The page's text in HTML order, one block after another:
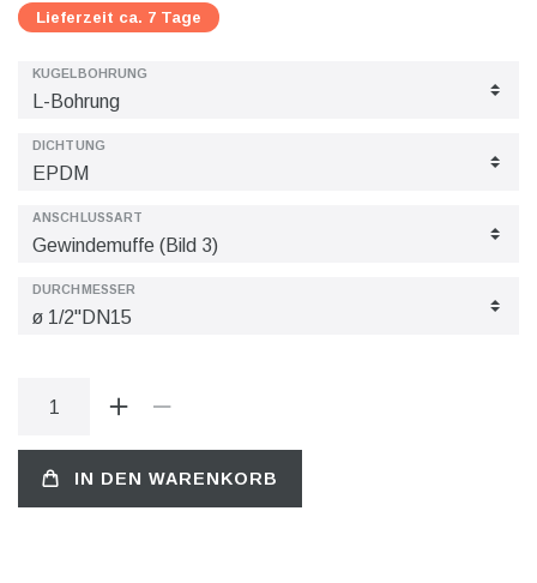
Lieferzeit ca. 7 Tage
KUGELBOHRUNG
DICHTUNG
ANSCHLUSSART
DURCHMESSER
IN DEN WARENKORB